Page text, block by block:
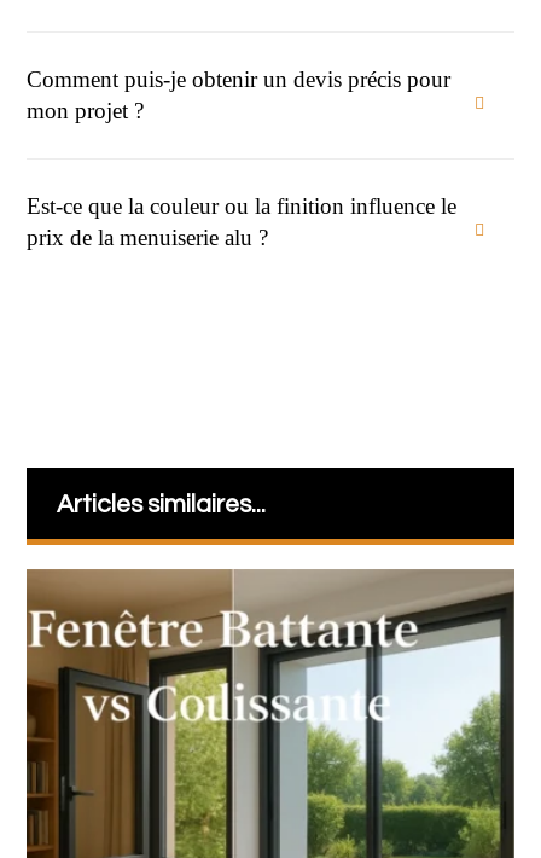
Comment puis-je obtenir un devis précis pour
mon projet ?
Est-ce que la couleur ou la finition influence le
prix de la menuiserie alu ?